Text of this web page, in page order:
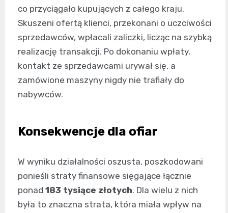
co przyciągało kupujących z całego kraju.
Skuszeni ofertą klienci, przekonani o uczciwości
sprzedawców, wpłacali zaliczki, licząc na szybką
realizację transakcji. Po dokonaniu wpłaty,
kontakt ze sprzedawcami urywał się, a
zamówione maszyny nigdy nie trafiały do
nabywców.
Konsekwencje dla ofiar
W wyniku działalności oszusta, poszkodowani
ponieśli straty finansowe sięgające łącznie
ponad 183 tysiące złotych. Dla wielu z nich
była to znaczna strata, która miała wpływ na